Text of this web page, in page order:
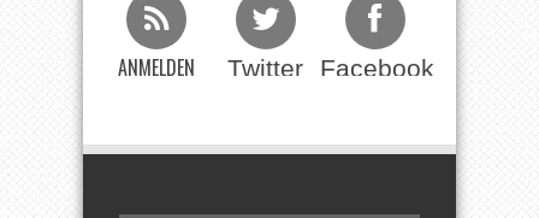
ANMELDEN Twitter Facebook